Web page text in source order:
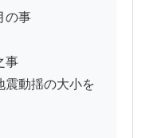
の事
事
震動揺の大小を